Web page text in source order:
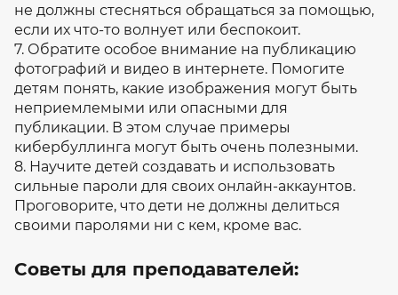
не должны стесняться обращаться за помощью,
если их что-то волнует или беспокоит.
7. Обратите особое внимание на публикацию
фотографий и видео в интернете. Помогите
детям понять, какие изображения могут быть
неприемлемыми или опасными для
публикации. В этом случае примеры
кибербуллинга могут быть очень полезными.
8. Научите детей создавать и использовать
сильные пароли для своих онлайн-аккаунтов.
Проговорите, что дети не должны делиться
своими паролями ни с кем, кроме вас.
Советы для преподавателей: